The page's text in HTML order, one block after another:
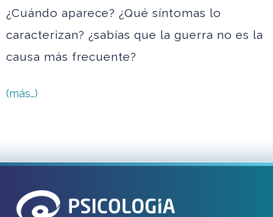
¿Cuándo aparece? ¿Qué síntomas lo
caracterizan? ¿sabías que la guerra no es la
causa más frecuente?
(más…)